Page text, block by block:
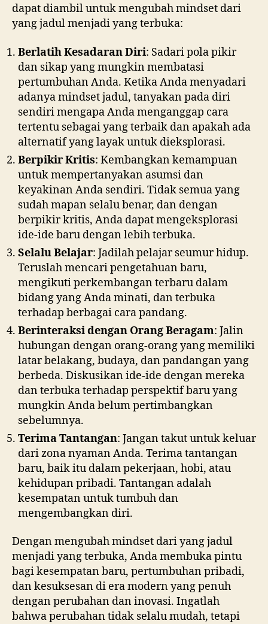
dapat diambil untuk mengubah mindset dari
yang jadul menjadi yang terbuka:
Berlatih Kesadaran Diri: Sadari pola pikir
dan sikap yang mungkin membatasi
pertumbuhan Anda. Ketika Anda menyadari
adanya mindset jadul, tanyakan pada diri
sendiri mengapa Anda menganggap cara
tertentu sebagai yang terbaik dan apakah ada
alternatif yang layak untuk dieksplorasi.
Berpikir Kritis: Kembangkan kemampuan
untuk mempertanyakan asumsi dan
keyakinan Anda sendiri. Tidak semua yang
sudah mapan selalu benar, dan dengan
berpikir kritis, Anda dapat mengeksplorasi
ide-ide baru dengan lebih terbuka.
Selalu Belajar: Jadilah pelajar seumur hidup.
Teruslah mencari pengetahuan baru,
mengikuti perkembangan terbaru dalam
bidang yang Anda minati, dan terbuka
terhadap berbagai cara pandang.
Berinteraksi dengan Orang Beragam: Jalin
hubungan dengan orang-orang yang memiliki
latar belakang, budaya, dan pandangan yang
berbeda. Diskusikan ide-ide dengan mereka
dan terbuka terhadap perspektif baru yang
mungkin Anda belum pertimbangkan
sebelumnya.
Terima Tantangan: Jangan takut untuk keluar
dari zona nyaman Anda. Terima tantangan
baru, baik itu dalam pekerjaan, hobi, atau
kehidupan pribadi. Tantangan adalah
kesempatan untuk tumbuh dan
mengembangkan diri.
Dengan mengubah mindset dari yang jadul
menjadi yang terbuka, Anda membuka pintu
bagi kesempatan baru, pertumbuhan pribadi,
dan kesuksesan di era modern yang penuh
dengan perubahan dan inovasi. Ingatlah
bahwa perubahan tidak selalu mudah, tetapi